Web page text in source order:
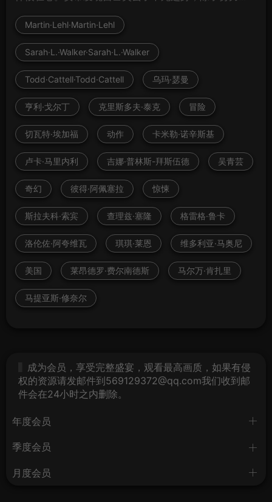
Martin·Lehl·Martin·Lehl
Sarah·L.·Walker·Sarah·L.·Walker
Todd·Cattell·Todd·Cattell 乌玛·瑟曼
亨利·戈尔丁 克里斯多夫·泰克 冒险
切瓦特·埃加福 动作 卡米勒·诺辛斯基
卢卡·马里内利 吉娜·普林斯-拜斯伍德 吴青芸
奇幻 彼得·阿佩塞拉 惊悚
斯拉夫科·索宾 查理兹·塞隆 格雷格·鲁卡
洛伦佐·阿夸维瓦 琪琪·莱恩 维多利亚·马奥尼
美国 莱昂德罗·费尔南德斯 马尔万·肯扎里
马提亚斯·修奈尔
成为会员，享受完整盛宴，观看最高画质，如果有侵
权的资源请发邮件到569129372@qq.com我们收到邮
件会在24小时之内删除。
年度会员
季度会员
月度会员